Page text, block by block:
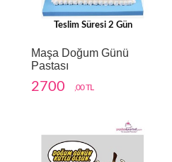
Teslim Süresi 2 Gün
Maşa Doğum Günü
Pastası
2700 ,00 TL